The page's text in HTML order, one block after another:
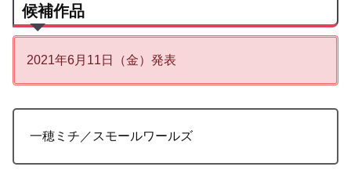
候補作品
2021年6月11日（金）発表
一穂ミチ／スモールワールズ